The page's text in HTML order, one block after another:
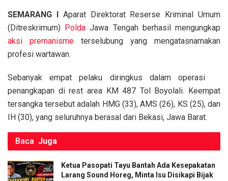
ce
b
o
o
k
tt
er
ail at
s
p
p
py
Li
k
ar
e
SEMARANG I
Aparat Direktorat Reserse Kriminal Umum
(Ditreskrimum) Polda Jawa Tengah berhasil mengungkap
aksi
premanisme terselubung yang mengatasnamakan
profesi wartawan.
Sebanyak empat pelaku diringkus dalam operasi
penangkapan di rest area KM 487 Tol Boyolali. Keempat
tersangka tersebut adalah HMG (33), AMS (26), KS (25), dan
IH (30), yang seluruhnya berasal dari Bekasi, Jawa Barat.
Baca Juga
Ketua Pasopati Tayu Bantah Ada Kesepakatan
Larang Sound Horeg, Minta Isu Disikapi Bijak